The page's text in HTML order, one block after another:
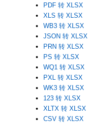
PDF 转 XLSX
XLS 转 XLSX
WB3 转 XLSX
JSON 转 XLSX
PRN 转 XLSX
PS 转 XLSX
WQ1 转 XLSX
PXL 转 XLSX
WK3 转 XLSX
123 转 XLSX
XLTX 转 XLSX
CSV 转 XLSX